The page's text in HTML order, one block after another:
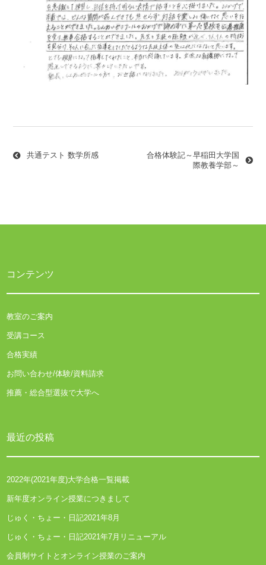
稿
ナ
ン
共通テスト 数学所感
合格体験記～早稲田大学国
際教養学部～
コンテンツ
教室のご案内
受講コース
合格実績
お問い合わせ/体験/資料請求
推薦・総合型選抜で大学へ
最近の投稿
2022年(2021年度)大学合格一覧掲載
新年度オンライン授業につきまして
じゅく・ちょー・日記2021年8月
じゅく・ちょー・日記2021年7月リニューアル
会員制サイトとオンライン授業のご案内